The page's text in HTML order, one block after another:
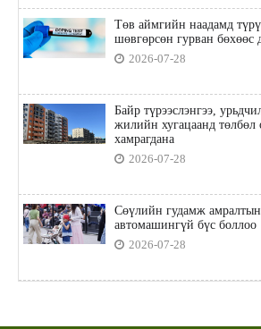
Төв аймгийн наадамд
шөвгөрсөн гурван бөхөөс
2026-07-28
Байр түрээслэнгээ,
жилийн хугацаанд төлбөл
хамрагдана
2026-07-28
Сөүлийн гудамж амралтын
автомашингүй бүс боллоо
2026-07-28